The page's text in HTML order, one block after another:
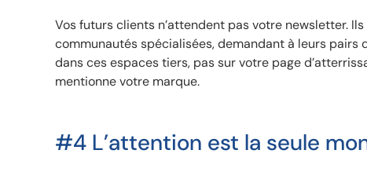
Vos futurs clients n’attendent pas votre newsletter.
communautés spécialisées, demandant à leurs
dans ces espaces tiers, pas sur votre page
mentionne votre marque.
#4 L’attention est la seule